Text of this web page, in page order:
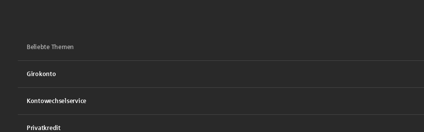
Beliebte Themen
Girokonto
Kontowechselservice
Privatkredit